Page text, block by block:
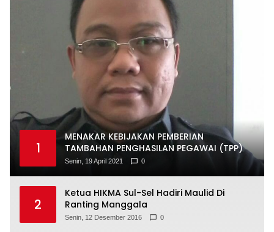
1
MENAKAR KEBIJAKAN PEMBERIAN
TAMBAHAN PENGHASILAN PEGAWAI (TPP)
Senin, 19 April 2021 0
2
Ketua HIKMA Sul-Sel Hadiri Maulid Di
Ranting Manggala
Senin, 12 Desember 2016 0